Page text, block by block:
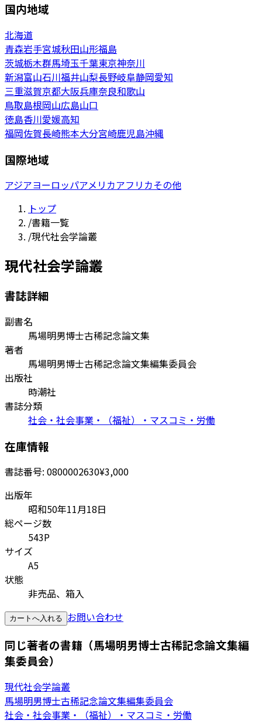
国内地域
北海道
青森岩手宮城秋田山形福島
茨城栃木群馬埼玉千葉東京神奈川
新潟富山石川福井山梨長野岐阜静岡愛知
三重滋賀京都大阪兵庫奈良和歌山
鳥取島根岡山広島山口
徳島香川愛媛高知
福岡佐賀長崎熊本大分宮崎鹿児島沖縄
国際地域
アジアヨーロッパアメリカアフリカその他
トップ
/書籍一覧
/現代社会学論叢
現代社会学論叢
書誌詳細
副書名
馬場明男博士古稀記念論文集
著者
馬場明男博士古稀記念論文集編集委員会
出版社
時潮社
書誌分類
社会・社会事業・（福祉）・マスコミ・労働
在庫情報
書誌番号: 0800002630¥3,000
出版年
昭和50年11月18日
総ページ数
543P
サイズ
A5
状態
非売品、箱入
カートへ入れる お問い合わせ
同じ著者の書籍（馬場明男博士古稀記念論文集編
集委員会）
現代社会学論叢
馬場明男博士古稀記念論文集編集委員会
社会・社会事業・（福祉）・マスコミ・労働